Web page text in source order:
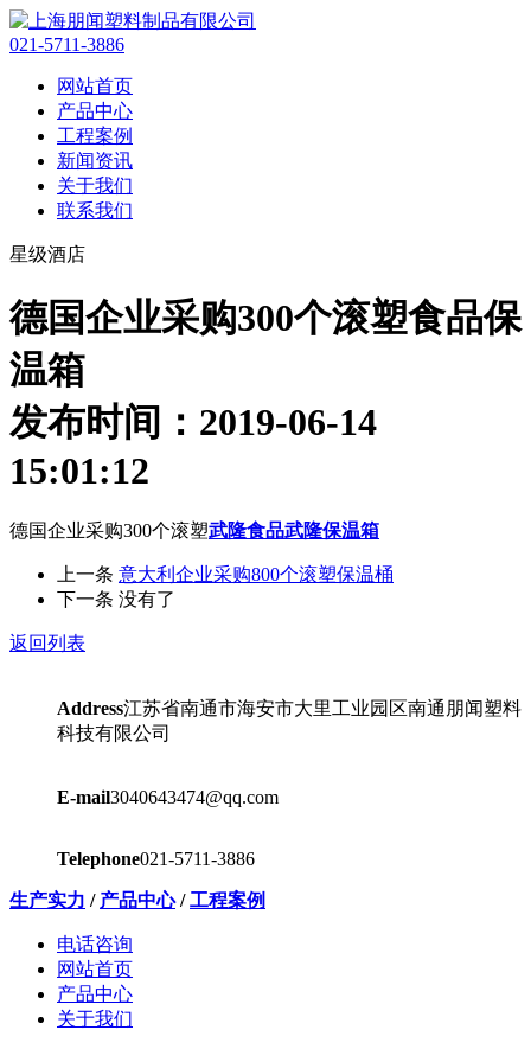
021-5711-3886
网站首页
产品中心
工程案例
新闻资讯
关于我们
联系我们
星级酒店
德国企业采购300个滚塑食品保
温箱
发布时间：2019-06-14
15:01:12
德国企业采购300个滚塑武隆食品武隆保温箱
上一条 意大利企业采购800个滚塑保温桶
下一条 没有了
返回列表
Address江苏省南通市海安市大里工业园区南通朋闻塑料
科技有限公司
E-mail3040643474@qq.com
Telephone021-5711-3886
生产实力 / 产品中心/工程案例
电话咨询
网站首页
产品中心
关于我们